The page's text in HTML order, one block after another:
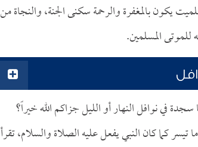
للميت يكون بالمغفرة والرحمة سكنى الجنة، والنجاة من
المسلمين.
في نوافل النهار أو الليل جزاكم الله خيراً؟
كما كان النبي يفعل عليه الصلاة والسلام، تقرأ